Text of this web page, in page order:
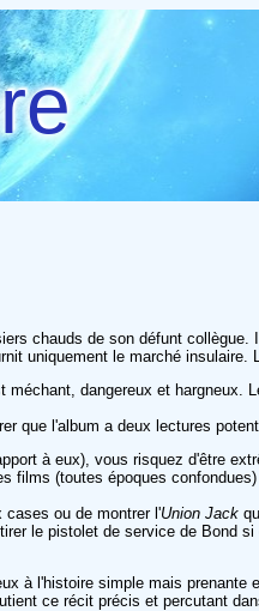
chauds de son défunt collègue.
uniquement le marché insulaire.
dangereux et hargneux.
que l'album a deux lectures
à eux), vous risquez d'être
films (toutes époques
ou de montrer l'Union Jack
le pistolet de service de Bond
à l'histoire simple mais prenante
ce récit précis et percutant